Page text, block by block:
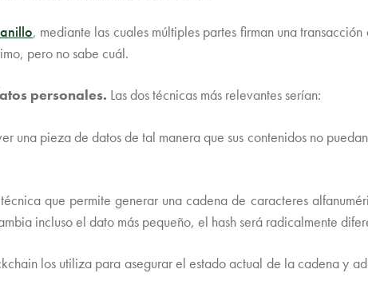
, mediante las cuales múltiples partes firman una
pero no sabe cuál.
personales. Las dos técnicas más relevantes serían:
una pieza de datos de tal manera que sus contenidos no
que permite generar una cadena de caracteres
incluso el dato más pequeño, el hash será radicalmente
los utiliza para asegurar el estado actual de la cadena y